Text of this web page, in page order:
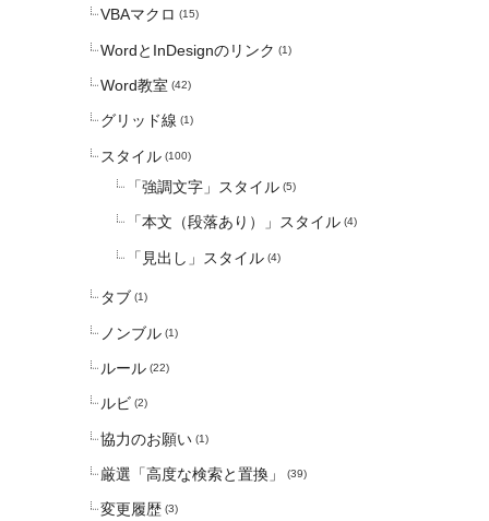
VBAマクロ (15)
WordとInDesignのリンク (1)
Word教室 (42)
グリッド線 (1)
スタイル (100)
「強調文字」スタイル (5)
「本文（段落あり）」スタイル (4)
「見出し」スタイル (4)
タブ (1)
ノンブル (1)
ルール (22)
ルビ (2)
協力のお願い (1)
厳選「高度な検索と置換」 (39)
変更履歴 (3)